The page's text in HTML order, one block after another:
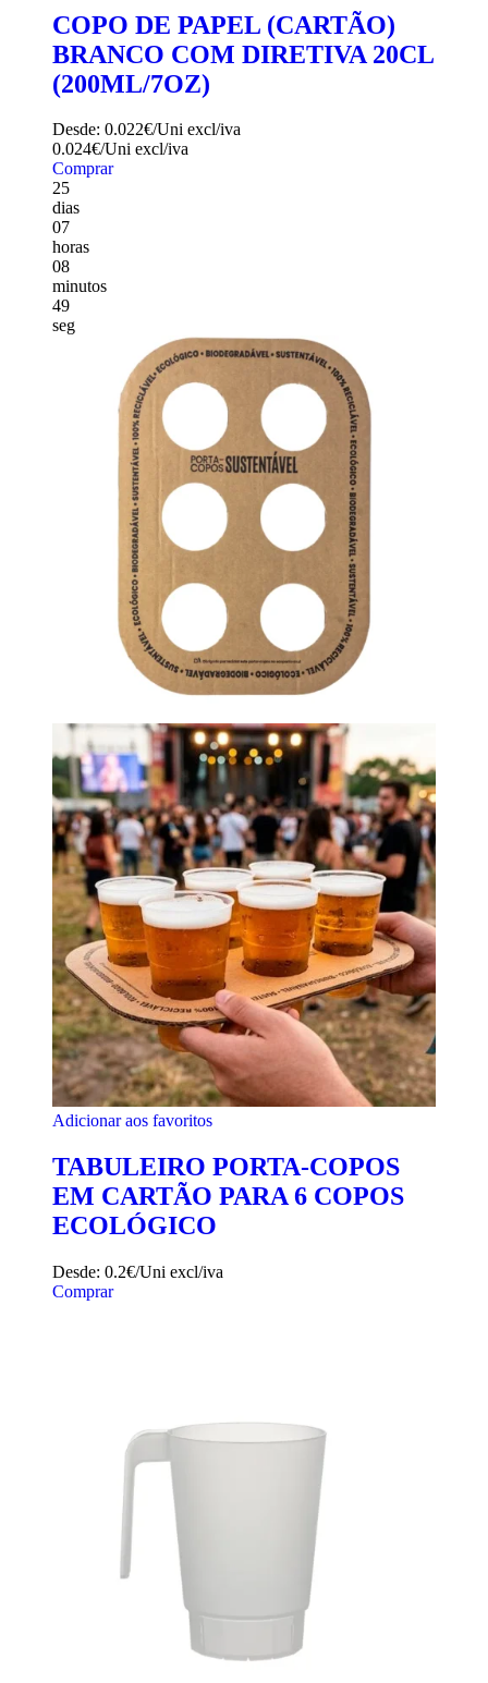
COPO DE PAPEL (CARTÃO)
BRANCO COM DIRETIVA 20CL
(200ML/7OZ)
Desde: 0.022€/Uni excl/iva
0.024€/Uni excl/iva
Comprar
25
dias
07
horas
08
minutos
47
seg
Adicionar aos favoritos
TABULEIRO PORTA-COPOS
EM CARTÃO PARA 6 COPOS
ECOLÓGICO
Desde: 0.2€/Uni excl/iva
Comprar